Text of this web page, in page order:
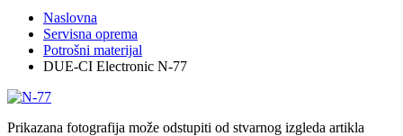
Naslovna
Servisna oprema
Potrošni materijal
DUE-CI Electronic N-77
Prikazana fotografija može odstupiti od stvarnog izgleda artikla